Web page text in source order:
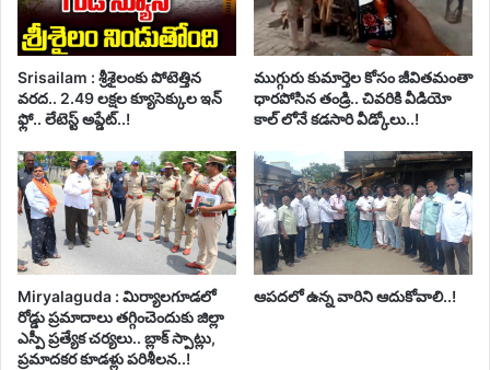
Srisailam : శ్రీశైలంకు పోటెత్తిన
వరద.. 2.49 లక్షల క్యూసెక్కుల ఇన్
ఫ్లో.. లేటెస్ట్ అప్డేట్..!
ముగ్గురు కుమార్తెల కోసం జీవితమంతా
ధారపోసిన తండ్రి.. చివరికి వీడియో
కాల్ లోనే కడసారి వీడ్కోలు..!
Miryalaguda : మిర్యాలగూడలో
రోడ్డు ప్రమాదాలు తగ్గించెందుకు జిల్లా
ఎస్పీ ప్రత్యేక చర్యలు.. బ్లాక్ స్పాట్లు,
ప్రమాదకర కూడళ్లు పరిశీలన..!
ఆపదలో ఉన్న వారిని ఆదుకోవాలి..!